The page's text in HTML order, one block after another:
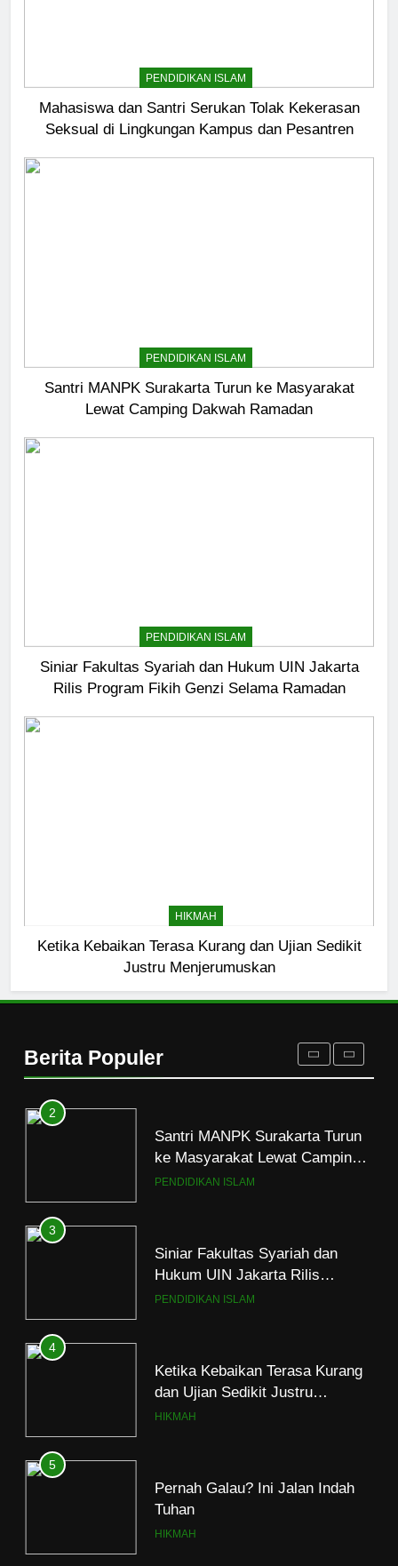
PENDIDIKAN ISLAM
Mahasiswa dan Santri Serukan Tolak Kekerasan
Seksual di Lingkungan Kampus dan Pesantren
PENDIDIKAN ISLAM
Santri MANPK Surakarta Turun ke Masyarakat
Lewat Camping Dakwah Ramadan
PENDIDIKAN ISLAM
Siniar Fakultas Syariah dan Hukum UIN Jakarta
Rilis Program Fikih Genzi Selama Ramadan
HIKMAH
Ketika Kebaikan Terasa Kurang dan Ujian Sedikit
Justru Menjerumuskan
Berita Populer
6
Ngopi Bareng; Romantisme
Abadi
Mati
HIKMAH
1
Tolak Kekerasan Seksual di
Lingkungan Kampus dan
Pesantren
PENDIDIKAN ISLAM
2
Santri MANPK Surakarta Turun
ke Masyarakat Lewat Camping
Dakwah Ramadan
PENDIDIKAN ISLAM
3
Siniar Fakultas Syariah dan
Hukum UIN Jakarta Rilis
Program Fikih Genzi Selama
PENDIDIKAN ISLAM
4
Ketika Kebaikan Terasa Kurang
dan Ujian Sedikit Justru
Menjerumuskan
HIKMAH
5
Pernah Galau? Ini Jalan Indah
Tuhan
HIKMAH